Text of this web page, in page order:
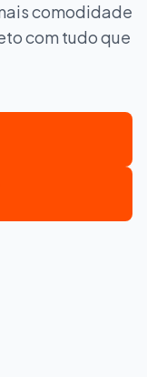
comodidade
com tudo que